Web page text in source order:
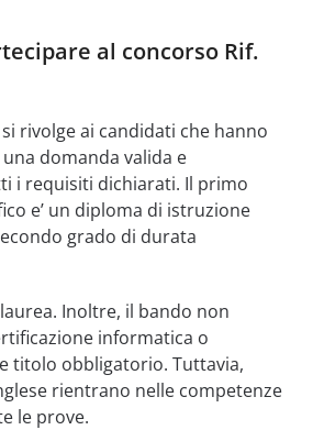
al concorso Rif.
si rivolge ai candidati che hanno
domanda valida e
i requisiti dichiarati. Il primo
e’ un diploma di istruzione
grado di durata
Inoltre, il bando non
informatica o
titolo obbligatorio. Tuttavia,
rientrano nelle competenze
le prove.